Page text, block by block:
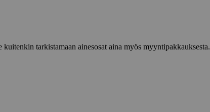
tarkistamaan ainesosat aina myös myyntipakkauksesta.